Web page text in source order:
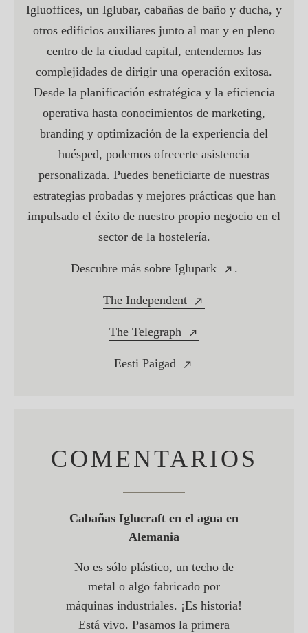
Igluoffices, un Iglubar, cabañas de baño y ducha, y
otros edificios auxiliares junto al mar y en pleno
centro de la ciudad capital, entendemos las
complejidades de dirigir una operación exitosa.
Desde la planificación estratégica y la eficiencia
operativa hasta conocimientos de marketing,
branding y optimización de la experiencia del
huésped, podemos ofrecerte asistencia
personalizada. Puedes beneficiarte de nuestras
estrategias probadas y mejores prácticas que han
impulsado el éxito de nuestro propio negocio en el
sector de la hostelería.
Descubre más sobre Iglupark .
The Independent
The Telegraph
Eesti Paigad
COMENTARIOS
Cabañas Four Seasons en
Noruega
La cabaña y la sauna de Iglucraft
han sido una valiosa adición a
nuestro negocio desde el primer
día. Aunque la situación a lo largo